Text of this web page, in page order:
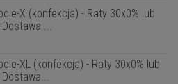
X (konfekcja) - Raty 30x0% lub
...
XL (konfekcja) - Raty 30x0% lub